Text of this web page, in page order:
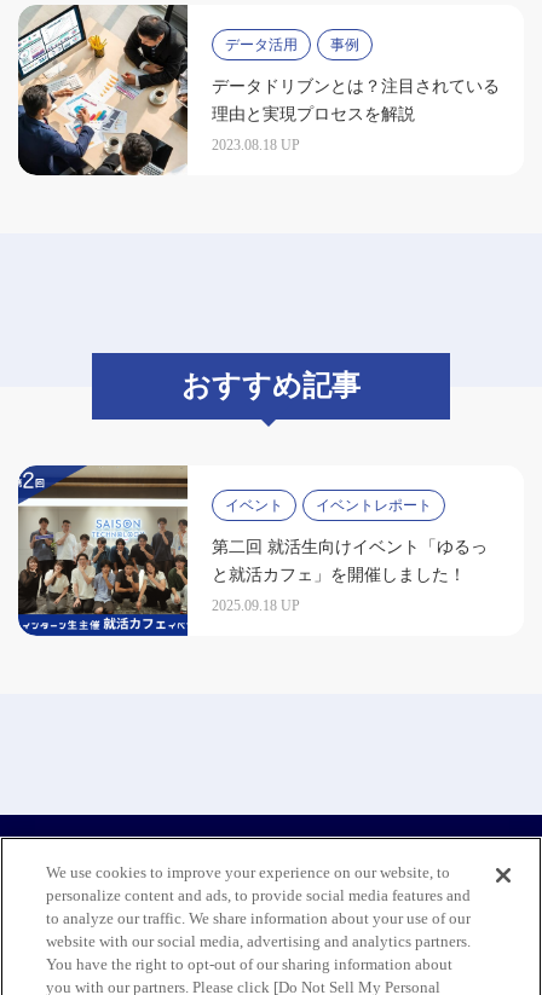
データ活用 事例
データドリブンとは？注目されている
理由と実現プロセスを解説
2023.08.18 UP
おすすめ記事
イベント イベントレポート
第二回 就活生向けイベント「ゆるっ
と就活カフェ」を開催しました！
2025.09.18 UP
お問い合わせ
We use cookies to improve your experience on our website, to
personalize content and ads, to provide social media features and
to analyze our traffic. We share information about your use of our
website with our social media, advertising and analytics partners.
You have the right to opt-out of our sharing information about
you with our partners. Please click [Do Not Sell My Personal